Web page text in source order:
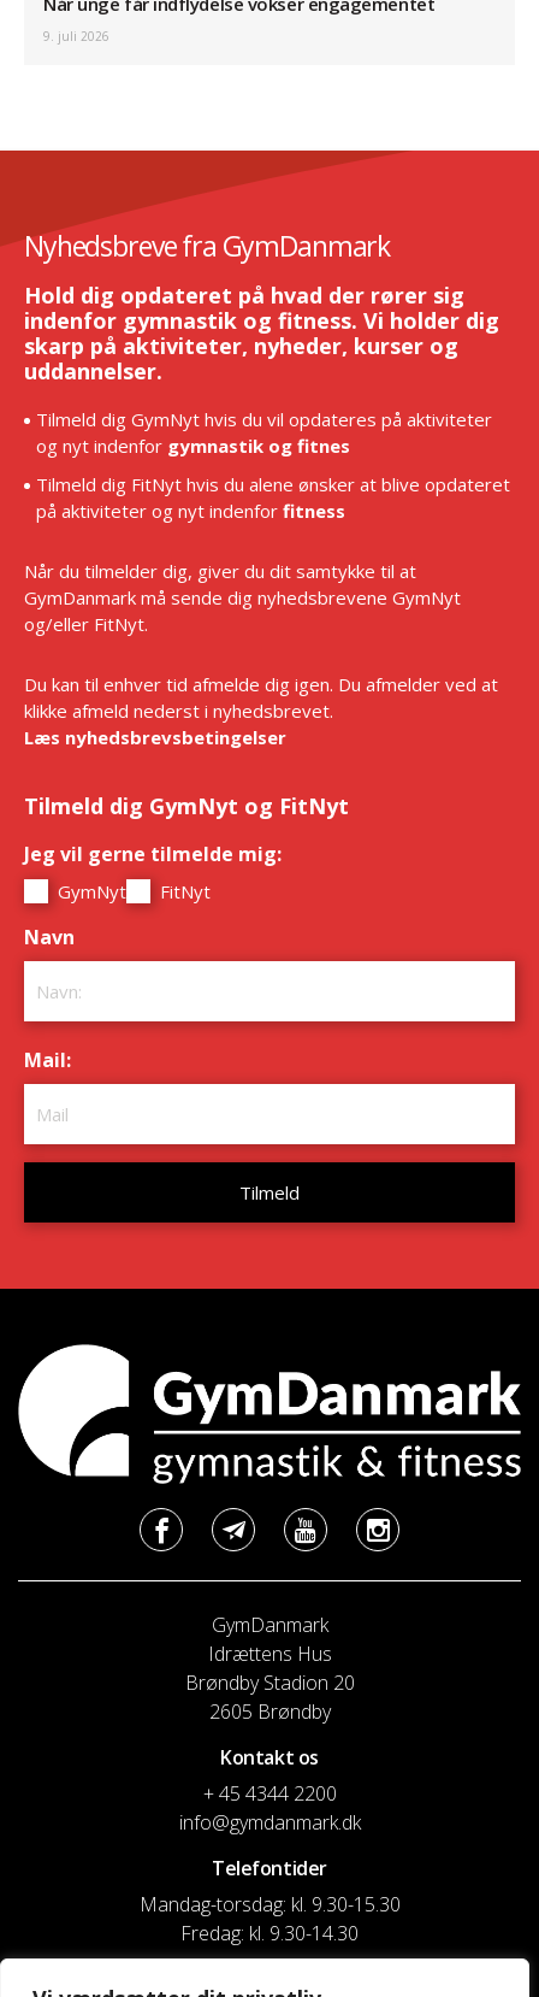
9. juli 2026
Nyhedsbreve fra GymDanmark
Hold dig opdateret på hvad der rører sig
indenfor gymnastik og fitness. Vi holder dig
skarp på aktiviteter, nyheder, kurser og
uddannelser.
Tilmeld dig GymNyt hvis du vil opdateres på aktiviteter
og nyt indenfor gymnastik og fitnes
Tilmeld dig FitNyt hvis du alene ønsker at blive opdateret
på aktiviteter og nyt indenfor fitness
Når du tilmelder dig, giver du dit samtykke til at
GymDanmark må sende dig nyhedsbrevene GymNyt
og/eller FitNyt.
Du kan til enhver tid afmelde dig igen. Du afmelder ved at
klikke afmeld nederst i nyhedsbrevet.
Læs nyhedsbrevsbetingelser
Tilmeld dig GymNyt og FitNyt
Jeg vil gerne tilmelde mig:
GymNyt FitNyt
Navn
Mail:
GymDanmark
Idrættens Hus
Brøndby Stadion 20
2605 Brøndby
Kontakt os
+ 45 4344 2200
info@gymdanmark.dk
Telefontider
Mandag-torsdag: kl. 9.30-15.30
Fredag: kl. 9.30-14.30
CVR nr. 20916818